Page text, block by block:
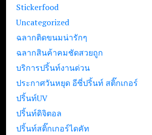
Stickerfood
Uncategorized
ฉลากติดขนมน่ารักๆ
ฉลากสินค้าคมชัดสวยถูก
บริการปริ้นท์งานด่วน
ประกาศวันหยุด อีซี่ปริ้นท์ สติ๊กเกอร์
ปริ้นท์UV
ปริ้นท์ดิจิตอล
ปริ้นท์สติ๊กเกอร์ไดคัท